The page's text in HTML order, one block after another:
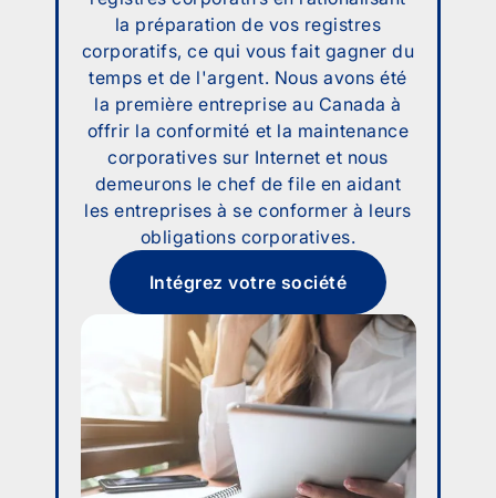
la préparation de vos registres
corporatifs, ce qui vous fait gagner du
temps et de l'argent. Nous avons été
la première entreprise au Canada à
offrir la conformité et la maintenance
corporatives sur Internet et nous
demeurons le chef de file en aidant
les entreprises à se conformer à leurs
obligations corporatives.
Intégrez votre société